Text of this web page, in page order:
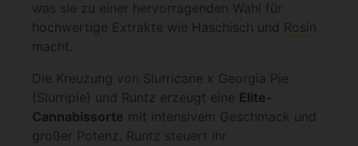
was sie zu einer hervorragenden Wahl für
hochwertige Extrakte wie Haschisch und Rosin
macht.
Die Kreuzung von Slurricane x Georgia Pie
(Slurripie) und Runtz erzeugt eine Elite-
Cannabissorte mit intensivem Geschmack und
großer Potenz. Runtz steuert ihr